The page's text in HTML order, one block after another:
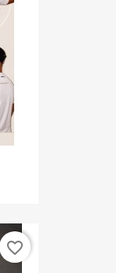
favorite_border